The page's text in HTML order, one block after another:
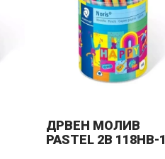
ДРВЕН МОЛИВ
PASTEL 2B 118HB-1